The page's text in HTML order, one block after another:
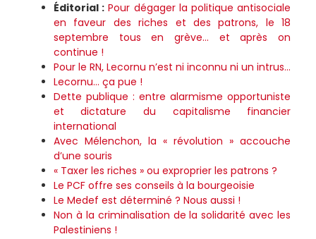
Éditorial : Pour dégager la politique antisociale
en faveur des riches et des patrons, le 18
septembre tous en grève… et après on
continue !
Pour le RN, Lecornu n’est ni inconnu ni un intrus…
Lecornu… ça pue !
Dette publique : entre alarmisme opportuniste
et dictature du capitalisme financier
international
Avec Mélenchon, la « révolution » accouche
d’une souris
« Taxer les riches » ou exproprier les patrons ?
Le PCF offre ses conseils à la bourgeoisie
Le Medef est déterminé ? Nous aussi !
Non à la criminalisation de la solidarité avec les
Palestiniens !